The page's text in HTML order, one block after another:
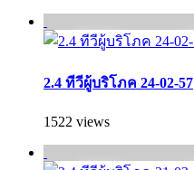
2.4 ทีวีผู้บริโภค 24-02-57
1522 views